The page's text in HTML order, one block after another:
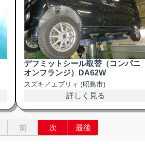
デフミットシール取替（コンパニ
オンフランジ）DA62W
スズキ／エブリィ (昭島市)
詳しく見る
前 次 最後